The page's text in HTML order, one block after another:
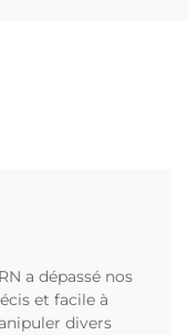
a dépassé nos
et facile à
divers